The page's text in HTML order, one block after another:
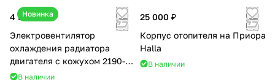
Новинка
4 550 ₽
Электровентилятор
охлаждения радиатора
двигателя с кожухом 2190-
2194 н/о с кондиционером
В наличии
25 000 ₽
Корпус отопителя на Приора
Halla
В наличии